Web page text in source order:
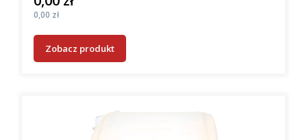
Cena
0,00 zł
Zobacz produkt